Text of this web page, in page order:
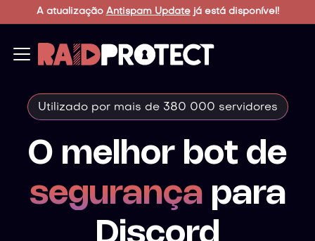
A atualização Antispam Updatejá está disponível!
Utilizado por mais de 380 000 servidores
O melhor bot de
segurança para
Discord